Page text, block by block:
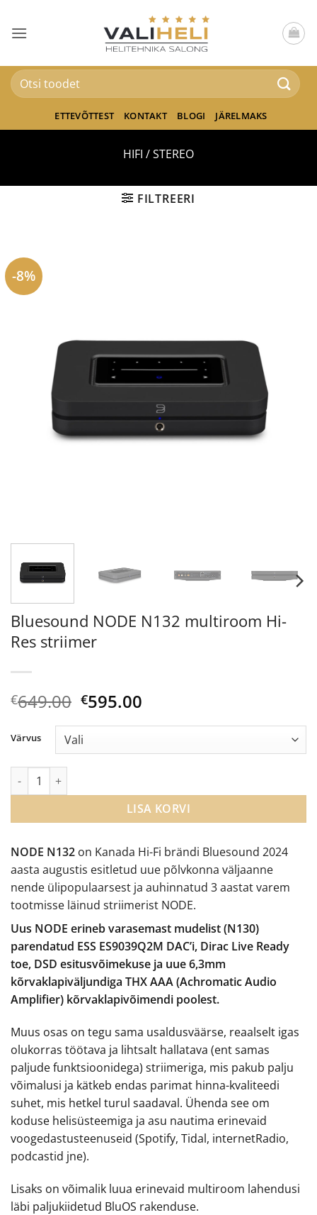
content
Otsi:
ETTEVÕTTEST KONTAKT BLOGI JÄRELMAKS
HIFI / STEREO
FILTREERI
-8%
Bluesound NODE N132 multiroom Hi-
Res striimer
€649.00 Algne
oli:
€649.00.
€595.00
€595.00.
NODE N132 on Kanada Hi-Fi brändi Bluesound 2024
aasta augustis esitletud uue põlvkonna väljaanne
nende ülipopulaarsest ja auhinnatud 3 aastat varem
tootmisse läinud striimerist NODE.
Uus NODE erineb varasemast mudelist (N130)
parendatud ESS ES9039Q2M DAC’i, Dirac Live Ready
toe, DSD esitusvõimekuse ja uue 6,3mm
kõrvaklapiväljundiga THX AAA (Achromatic Audio
Amplifier) kõrvaklapivõimendi poolest.
Muus osas on tegu sama usaldusväärse, reaalselt igas
olukorras töötava ja lihtsalt hallatava (ent samas
paljude funktsioonidega) striimeriga, mis pakub palju
võimalusi ja kätkeb endas parimat hinna-kvaliteedi
suhet, mis hetkel turul saadaval. Ühenda see om
koduse helisüsteemiga ja asu nautima erinevaid
voogedastusteenuseid (Spotify, Tidal, internetRadio,
podcastid jne).
Lisaks on võimalik luua erinevaid multiroom lahendusi
läbi paljukiidetud BluOS rakenduse.
Värvus
Bluesound NODE N132 multiroom Hi-Res striimer kogus
LISA KORVI